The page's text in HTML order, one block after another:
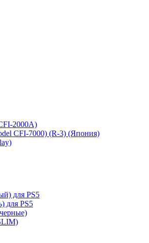
2000A)
CFI-7000) (R-3) (Япония)
для PS5
для PS5